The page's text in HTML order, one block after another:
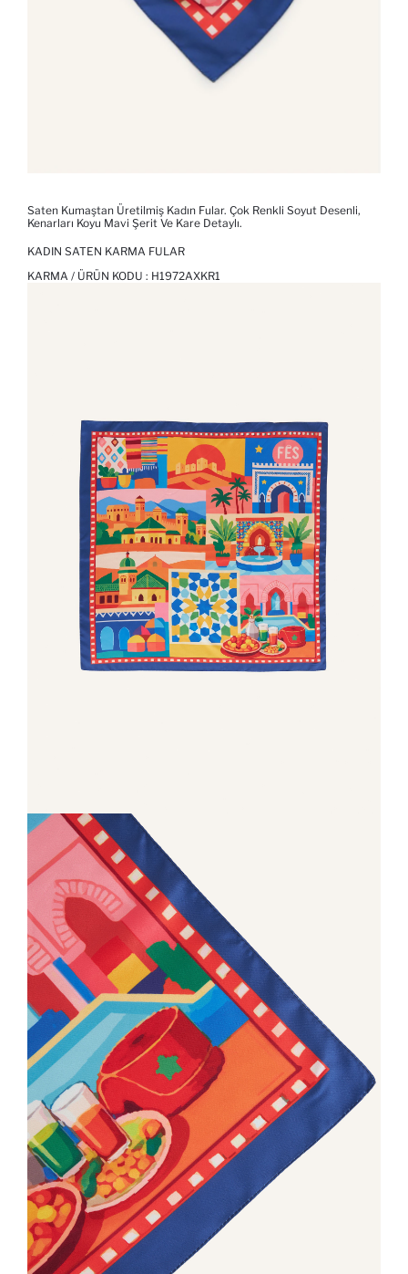
Saten Kumaştan Üretilmiş Kadın Fular. Çok Renkli Soyut Desenli,
Kenarları Koyu Mavi Şerit Ve Kare Detaylı.
KADIN SATEN KARMA FULAR
KARMA / ÜRÜN KODU : H1972AXKR1